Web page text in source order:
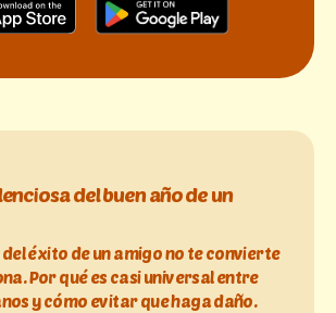
del buen año de un
éxito de un amigo no te convierte
Por qué es casi universal entre
y cómo evitar que haga daño.